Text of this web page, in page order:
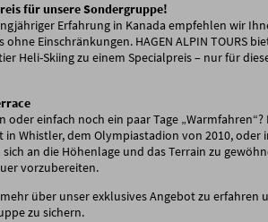
für unsere Sondergruppe!
Erfahrung in Kanada empfehlen wir
Einschränkungen. HAGEN ALPIN TOURS
Heli-Skiing zu einem Specialpreis – nur für
einfach noch ein paar Tage „Warmfahren“?
Whistler, dem Olympiastadion von 2010, oder
an die Höhenlage und das Terrain zu
vorzubereiten.
über unser exklusives Angebot zu erfahren
zu sichern.